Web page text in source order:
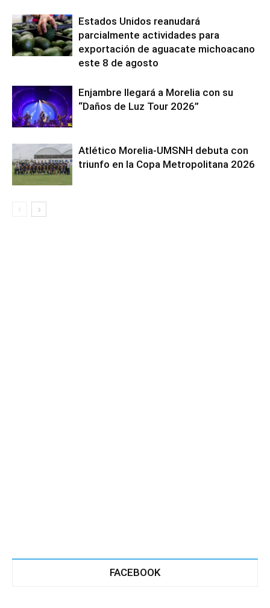
Estados Unidos reanudará
parcialmente actividades para
exportación de aguacate michoacano
este 8 de agosto
Enjambre llegará a Morelia con su
“Daños de Luz Tour 2026”
Atlético Morelia-UMSNH debuta con
triunfo en la Copa Metropolitana 2026
FACEBOOK